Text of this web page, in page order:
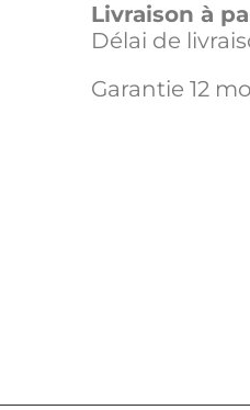
Livraison à
Délai de
Garantie 12